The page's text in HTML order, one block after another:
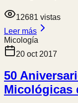
12681 vistas
Leer más
Micología
20 oct 2017
50
Micológicas